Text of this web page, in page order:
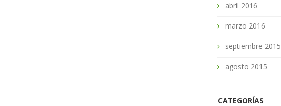
abril 2016
marzo 2016
septiembre 2015
agosto 2015
CATEGORÍAS